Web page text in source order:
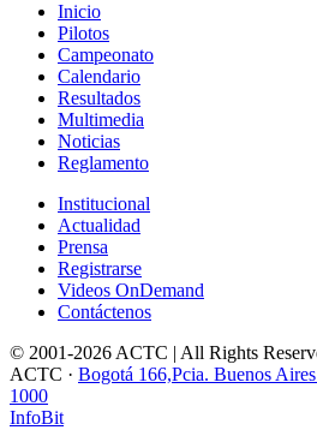
Inicio
Pilotos
Campeonato
Calendario
Resultados
Multimedia
Noticias
Reglamento
Institucional
Actualidad
Prensa
Registrarse
Videos OnDemand
Contáctenos
© 2001-2026 ACTC | All Rights
ACTC · Bogotá 166,Pcia. Buenos
1000
InfoBit